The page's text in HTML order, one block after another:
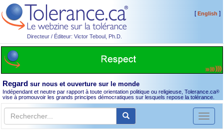
Directeur / Éditeur: Victor Teboul, Ph.D.
[English ]
Regard sur nous et ouverture sur le monde
Indépendant et neutre par rapport à toute orientation politique ou religieuse, Tolerance.ca®
vise à promouvoir les grands principes démocratiques sur lesquels repose la tolérance.
Toggle